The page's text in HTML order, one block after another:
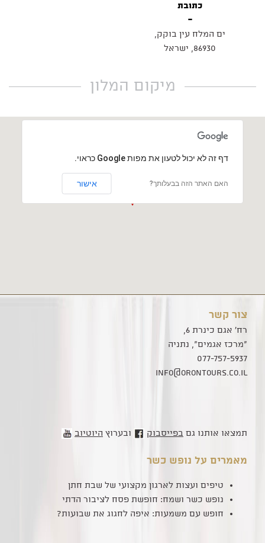
כתובת
ים המלח עין בוקק,
86930, ישראל
מיקום המלון
‏דף זה לא יכול לטעון את מפות Google כראוי.
האם האתר הזה בבעלותך? אישור
צור קשר
רח' אגם כינרת 6,
"מרכז אגמים", נתניה
077-757-5937
info@orontours.co.il
תמצאו אותנו גם בפייסבוק ובערוץ היוטיוב
מאמרים על נופש כשר
טיפים ועצות לארגון מקצועי של שבת חתן
נופש כשר ושמח: חופשת פסח לציבור הדתי
חופש עם משמעות: איפה לחגוג את שבועות?